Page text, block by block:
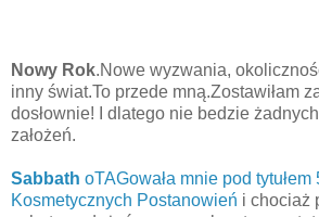
Nowy Rok.Nowe wyzwania,
inny świat.To przede mną.Zostawiłam
dosłownie! I dlatego nie bedzie
założeń.
Sabbath oTAGowała mnie pod
Kosmetycznych Postanowień i chociaż